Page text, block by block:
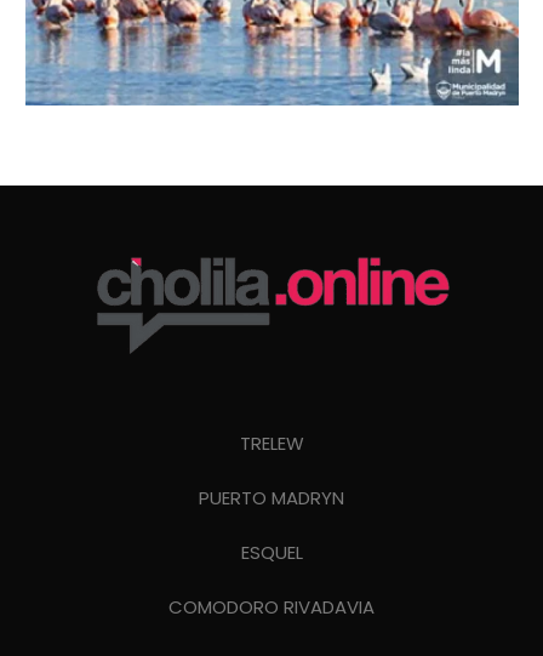
TRELEW
PUERTO MADRYN
ESQUEL
COMODORO RIVADAVIA